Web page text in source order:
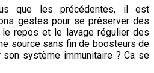
que les précédentes, il est
gestes pour se préserver des
le repos et le lavage régulier des
source sans fin de boosteurs de
son système immunitaire ? Ca se